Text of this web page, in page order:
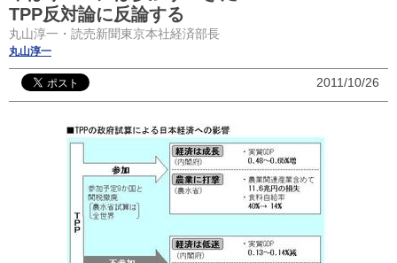
TPP反対論に反論する
丸山淳一・読売新聞東京本社経済部長
丸山淳一
2011/10/26